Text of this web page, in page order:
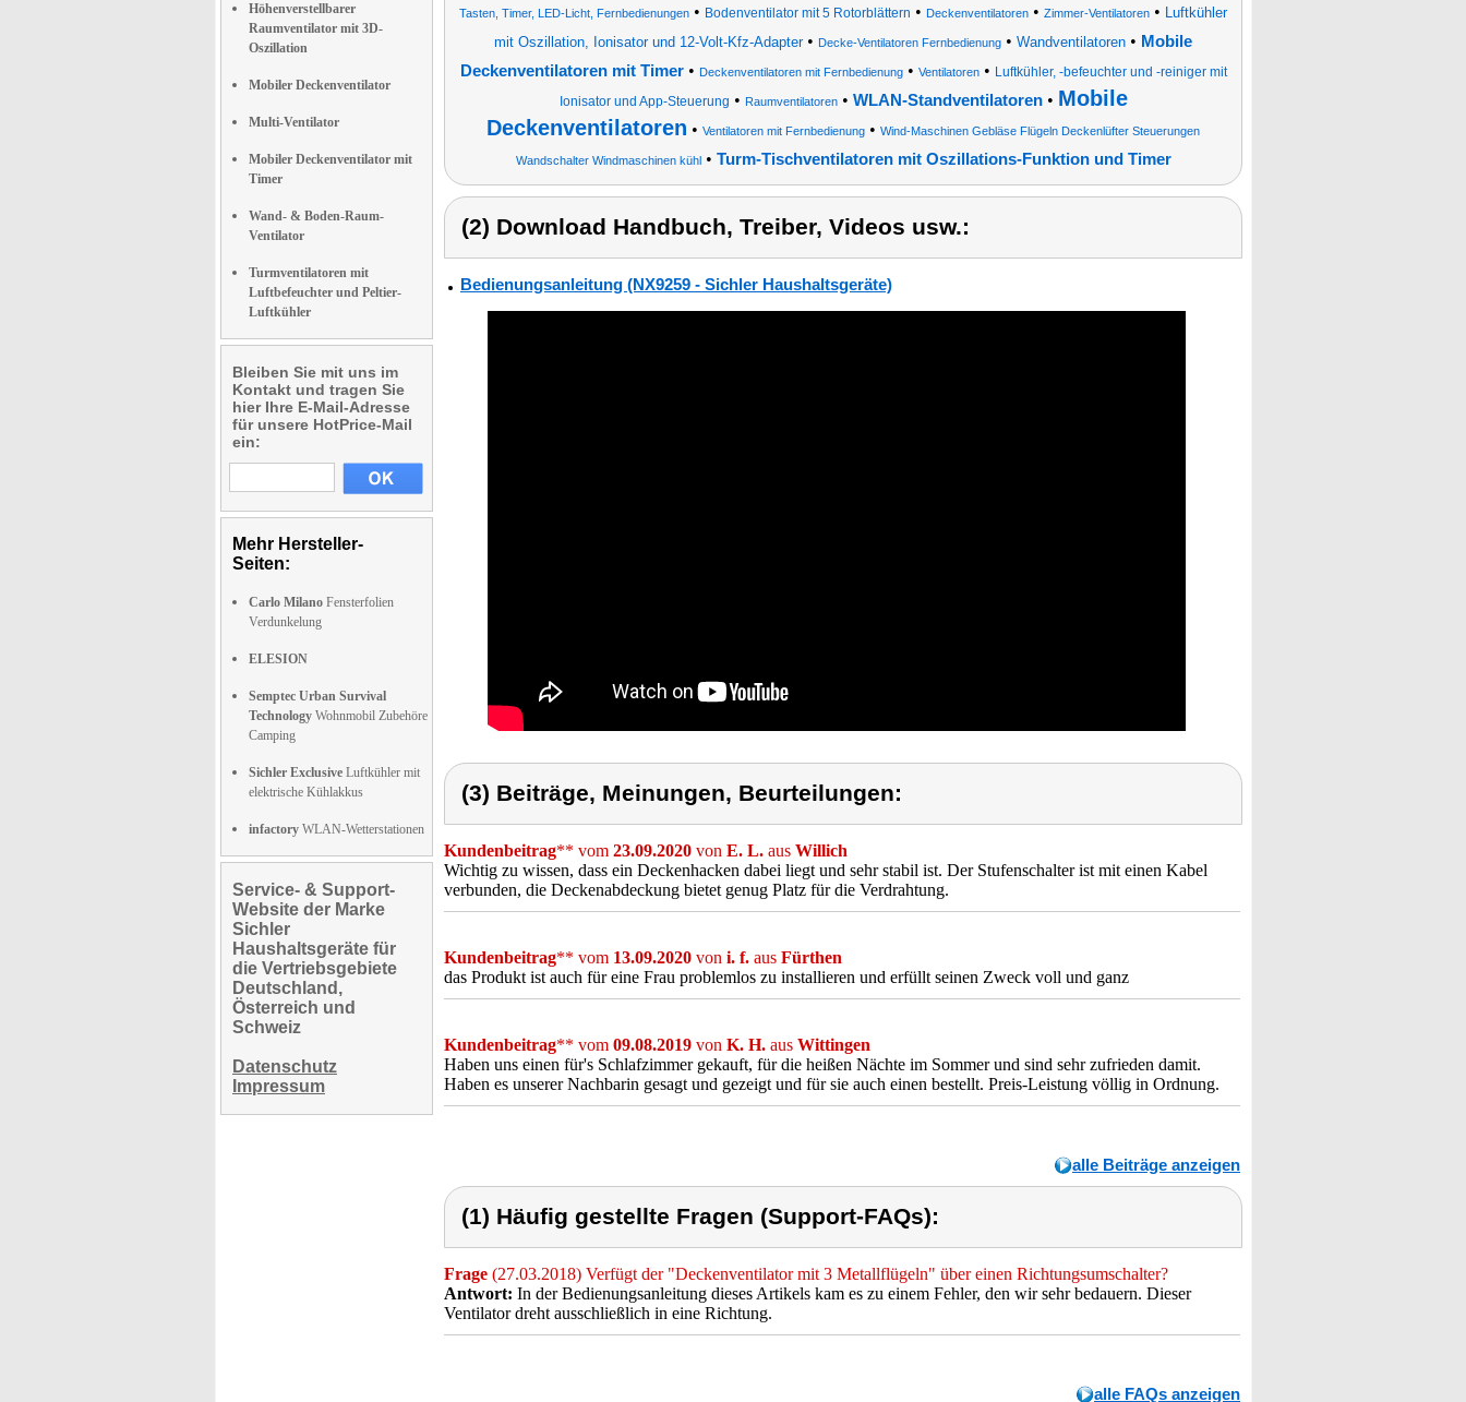
Höhenverstellbarer
Raumventilator mit 3D-
Oszillation
Mobiler Deckenventilator
Multi-Ventilator
Mobiler Deckenventilator mit
Timer
Wand- & Boden-Raum-
Ventilator
Turmventilatoren mit
Luftbefeuchter und Peltier-
Luftkühler
Bleiben Sie mit uns im
Kontakt und tragen Sie
hier Ihre E-Mail-Adresse
für unsere HotPrice-Mail
ein:
Mehr Hersteller-
Seiten:
Carlo Milano Fensterfolien
Verdunkelung
ELESION
Semptec Urban Survival
Technology Wohnmobil Zubehöre
Camping
Sichler Exclusive Luftkühler mit
elektrische Kühlakkus
infactory WLAN-Wetterstationen
Service- & Support-
Website der Marke
Sichler
Haushaltsgeräte für
die Vertriebsgebiete
Deutschland,
Österreich und
Schweiz
Datenschutz
Impressum
Tasten, Timer, LED-Licht, Fernbedienungen • Bodenventilator mit 5 Rotorblättern • Deckenventilatoren • Zimmer-Ventilatoren • Luftkühler
mit Oszillation, Ionisator und 12-Volt-Kfz-Adapter• Decke-Ventilatoren Fernbedienung • Wandventilatoren • Mobile
Deckenventilatoren mit Timer• Deckenventilatoren mit Fernbedienung• Ventilatoren• Luftkühler, -befeuchter und -reiniger mit
Ionisator und App-Steuerung • Raumventilatoren• WLAN-Standventilatoren• Mobile
Deckenventilatoren • Ventilatoren mit Fernbedienung • Wind-Maschinen Gebläse Flügeln Deckenlüfter Steuerungen
Wandschalter Windmaschinen kühl• Turm-Tischventilatoren mit Oszillations-Funktion und Timer
(2) Download Handbuch, Treiber, Videos usw.:
Bedienungsanleitung (NX9259 - Sichler Haushaltsgeräte)
(3) Beiträge, Meinungen, Beurteilungen:
Kundenbeitrag** vom 23.09.2020 von E. L. aus Willich
Wichtig zu wissen, dass ein Deckenhacken dabei liegt und sehr stabil ist. Der Stufenschalter ist mit einen Kabel
verbunden, die Deckenabdeckung bietet genug Platz für die Verdrahtung.
Kundenbeitrag** vom 13.09.2020 von i. f. aus Fürthen
das Produkt ist auch für eine Frau problemlos zu installieren und erfüllt seinen Zweck voll und ganz
Kundenbeitrag** vom 09.08.2019 von K. H. aus Wittingen
Haben uns einen für's Schlafzimmer gekauft, für die heißen Nächte im Sommer und sind sehr zufrieden damit.
Haben es unserer Nachbarin gesagt und gezeigt und für sie auch einen bestellt. Preis-Leistung völlig in Ordnung.
alle Beiträge anzeigen
(1) Häufig gestellte Fragen (Support-FAQs):
Frage (27.03.2018) Verfügt der "Deckenventilator mit 3 Metallflügeln" über einen Richtungsumschalter?
Antwort: In der Bedienungsanleitung dieses Artikels kam es zu einem Fehler, den wir sehr bedauern. Dieser
Ventilator dreht ausschließlich in eine Richtung.
alle FAQs anzeigen